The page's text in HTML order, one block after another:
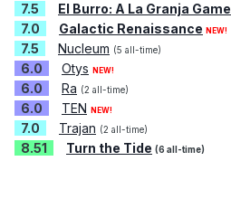
7.5 El Burro: A La Granja Game
7.0 Galactic Renaissance NEW!
7.5 Nucleum (5 all-time)
6.0 Otys NEW!
6.0 Ra (2 all-time)
6.0 TEN NEW!
7.0 Trajan (2 all-time)
8.51 Turn the Tide (6 all-time)